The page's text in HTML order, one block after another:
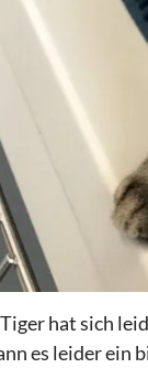
hat sich
es leider ein